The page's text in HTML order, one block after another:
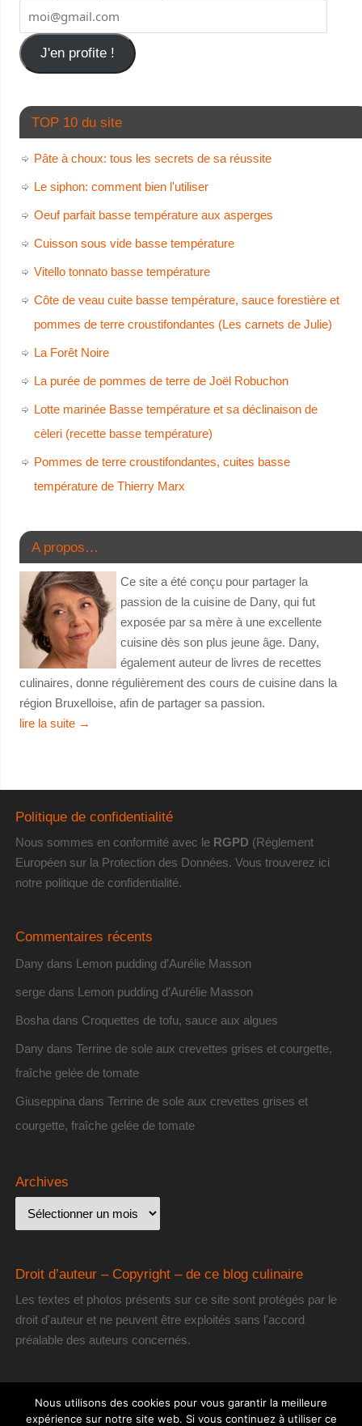
J'en profite !
TOP 10 du site
Pâte à choux: tous les secrets de sa réussite
Le siphon: comment bien l'utiliser
Oeuf parfait basse température aux asperges
Cuisson sous vide basse température
Vitello tonnato basse température
Côte de veau cuite basse température, sauce forestière et
pommes de terre croustifondantes (Les carnets de Julie)
La Forêt Noire
La purée de pommes de terre de Joël Robuchon
Lotte marinée Basse température et sa déclinaison de
cèleri (recette basse température)
Pommes de terre croustifondantes, cuites basse
température de Thierry Marx
A propos…
Ce site a été conçu pour partager la
passion de la cuisine de Dany, qui fut
exposée par sa mère à une excellente
cuisine dès son plus jeune âge. Dany,
également auteur de livres de recettes
culinaires, donne régulièrement des cours de cuisine dans la
région Bruxelloise, afin de partager sa passion.
lire la suite →
Politique de confidentialité
Nous sommes en conformité avec le RGPD (Réglement
Européen sur la Protection des Données. Vous trouverez ici
notre politique de confidentialité.
Commentaires récents
Dany dans Lemon pudding d’Aurélie Masson
sergedans Lemon pudding d’Aurélie Masson
Bosha dans Croquettes de tofu, sauce aux algues
Dany dans Terrine de sole aux crevettes grises et courgette,
fraîche gelée de tomate
Giuseppina dans Terrine de sole aux crevettes grises et
courgette, fraîche gelée de tomate
Archives
Droit d’auteur – Copyright – de ce blog culinaire
Les textes et photos présents sur ce site sont protégés par le
droit d'auteur et ne peuvent être exploités sans l'accord
préalable des auteurs concernés.
Nous utilisons des cookies pour vous garantir la meilleure
expérience sur notre site web. Si vous continuez à utiliser ce